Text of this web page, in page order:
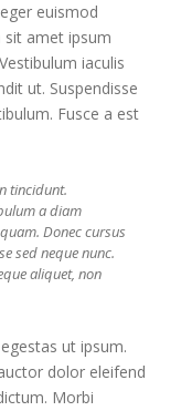
euismod
sit amet ipsum
iaculis
ut. Suspendisse
Fusce a est
tincidunt.
a diam
Donec cursus
sed neque nunc.
aliquet, non
ut ipsum.
dolor eleifend
Morbi